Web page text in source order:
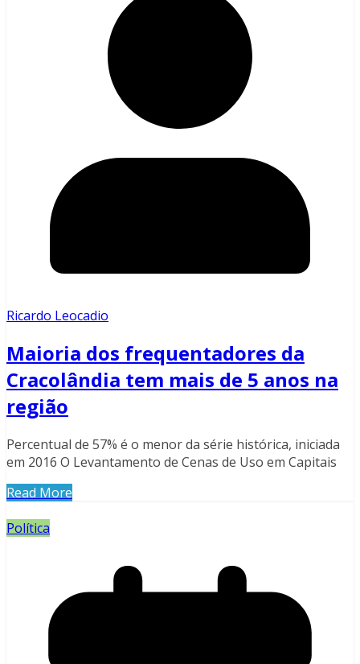
Ricardo Leocadio
Maioria dos frequentadores da
Cracolândia tem mais de 5 anos na
região
Percentual de 57% é o menor da série histórica, iniciada
em 2016 O Levantamento de Cenas de Uso em Capitais
Read More
Política